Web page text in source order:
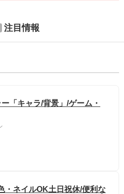
注目情報
「キャラ/背景」/ゲーム・
・ネイルOK土日祝休/便利な